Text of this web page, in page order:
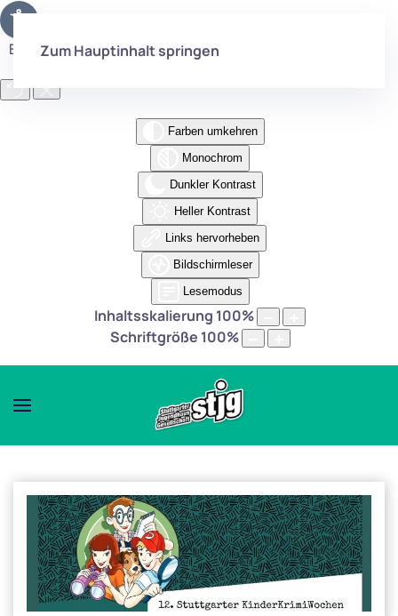
Eingabehilfen öffnen
Farben umkehren
Monochrom
Dunkler Kontrast
Heller Kontrast
Links hervorheben
Bildschirmleser
Lesemodus
Inhaltsskalierung 100%
Schriftgröße 100%
Zum Hauptinhalt springen